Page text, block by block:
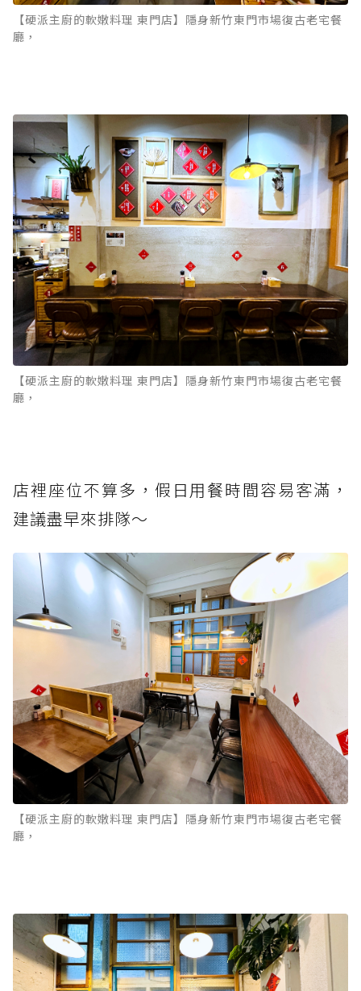
【硬派主廚的軟嫩料理 東門店】隱身新竹東門市場復古老宅餐
廳，
【硬派主廚的軟嫩料理 東門店】隱身新竹東門市場復古老宅餐
廳，
店裡座位不算多，假日用餐時間容易客滿，
建議盡早來排隊～
【硬派主廚的軟嫩料理 東門店】隱身新竹東門市場復古老宅餐
廳，